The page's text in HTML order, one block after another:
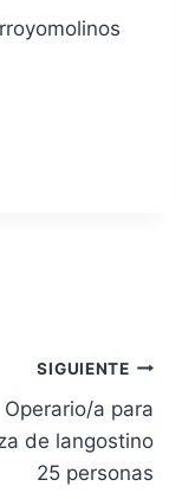
SIGUIENTE
Operario/a para
de langostino
25 personas